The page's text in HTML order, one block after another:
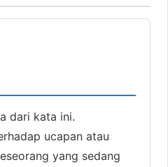
dari kata ini.
ucapan atau
yang sedang